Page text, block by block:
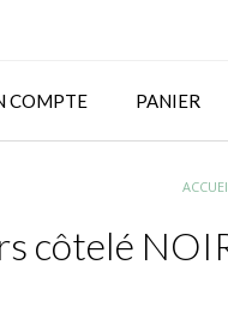
COMPTE PANIER
côtelé